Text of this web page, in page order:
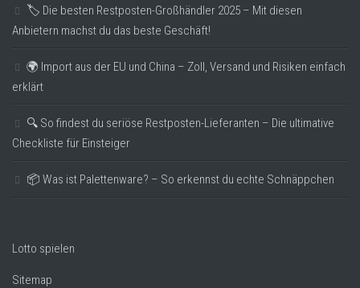
🏷️ Die besten Restposten-Großhändler 2025 – Mit diesen
Anbietern machst du das beste Geschäft!
🌍 Import aus der EU und China – Zoll, Versand und Risiken einfach
erklärt
🔍 So findest du seriöse Restposten-Lieferanten – Die ultimative
Checkliste für Einsteiger
📦 Was ist Palettenware? – So erkennst du echte Schnäppchen
Lotto spielen
Sitemap